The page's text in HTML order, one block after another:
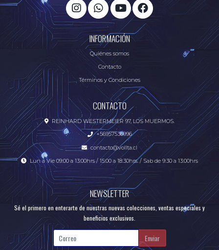
INFORMACIÓN
Quiénes somos
Contacto
Términos y Condiciones
CONTACTO
REINHARD WESTERMEIER 97, LOS MUERMOS.
+56957536996
contacto@vollta.cl
Lun a Vie 09:00 a 13:00hrs / 15:00 a 18:30hrs. / Sab de 9:30 a 13:00hrs
NEWSLETTER
Sé el primero en enterarte de nuestras nuevas colecciones, ventas especiales y
beneficios exclusivos.
Enviar